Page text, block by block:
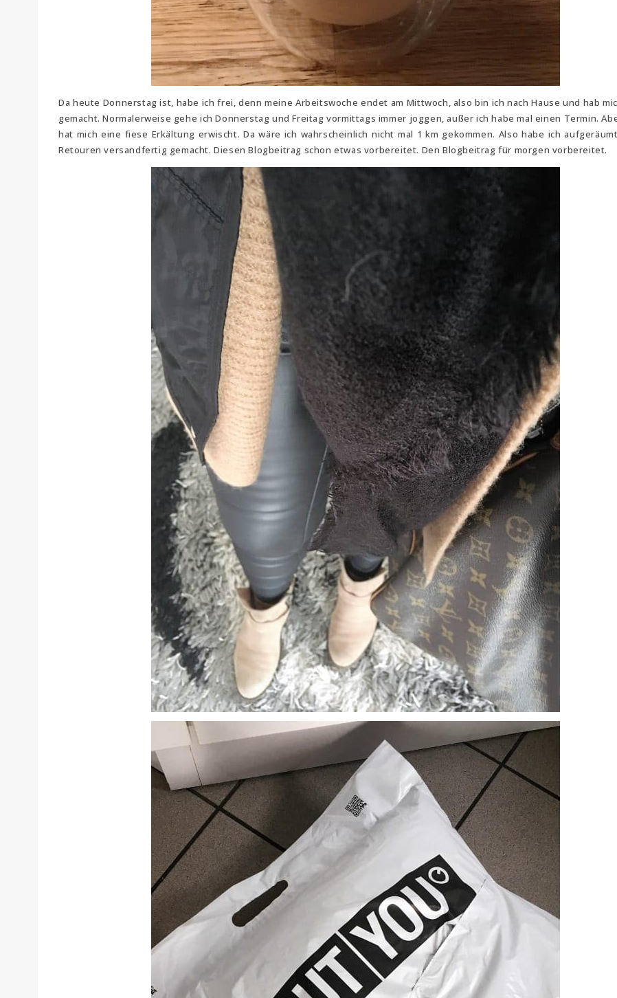
Da heute Donnerstag ist, habe ich frei, denn meine Arbeitswoche endet am Mittwoch, also bin ich nach Hause und hab
gemacht. Normalerweise gehe ich Donnerstag und Freitag vormittags immer joggen, außer ich habe mal einen Termin.
hat mich eine fiese Erkältung erwischt. Da wäre ich wahrscheinlich nicht mal 1 km gekommen. Also habe ich
Retouren versandfertig gemacht. Diesen Blogbeitrag schon etwas vorbereitet. Den Blogbeitrag für morgen vorbereitet.